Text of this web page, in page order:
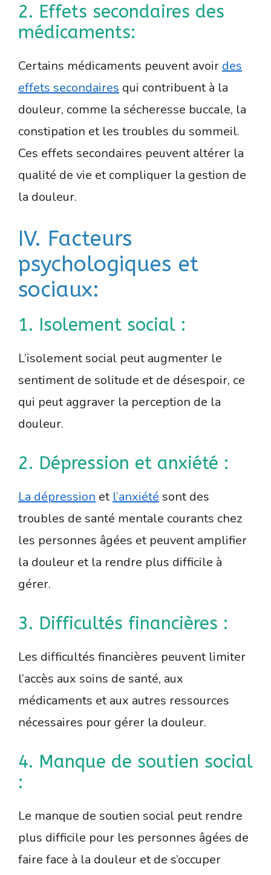
2. Effets secondaires des
médicaments:
Certains médicaments peuvent avoir des
effets secondaires qui contribuent à la
douleur, comme la sécheresse buccale, la
constipation et les troubles du sommeil.
Ces effets secondaires peuvent altérer la
qualité de vie et compliquer la gestion de
la douleur.
IV. Facteurs
psychologiques et
sociaux:
1. Isolement social :
L’isolement social peut augmenter le
sentiment de solitude et de désespoir, ce
qui peut aggraver la perception de la
douleur.
2. Dépression et anxiété :
La dépression et l’anxiété sont des
troubles de santé mentale courants chez
les personnes âgées et peuvent amplifier
la douleur et la rendre plus difficile à
gérer.
3. Difficultés financières :
Les difficultés financières peuvent limiter
l’accès aux soins de santé, aux
médicaments et aux autres ressources
nécessaires pour gérer la douleur.
4. Manque de soutien social
:
Le manque de soutien social peut rendre
plus difficile pour les personnes âgées de
faire face à la douleur et de s’occuper